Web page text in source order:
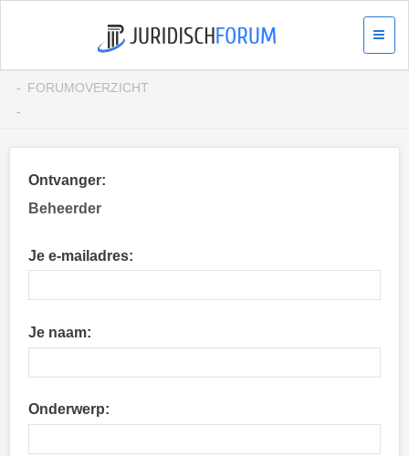
FORUMOVERZICHT
Ontvanger:
Beheerder
Je e-mailadres:
Je naam:
Onderwerp: